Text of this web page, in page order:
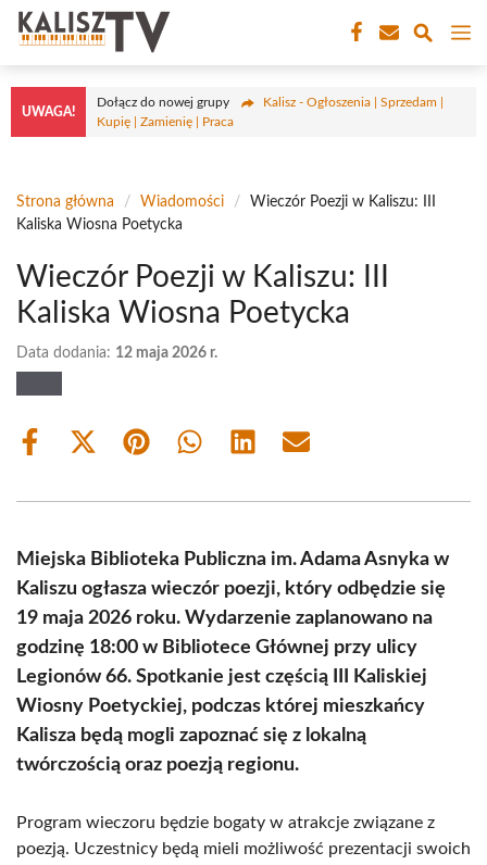
Przejdź
treści
UWAGA!
Dołącz do nowej grupy
Kalisz - Ogłoszenia | Sprzedam |
Kupię | Zamienię | Praca
Strona główna / Wiadomości /
Wieczór Poezji w Kaliszu: III
Kaliska Wiosna Poetycka
Wieczór Poezji w Kaliszu: III
Kaliska Wiosna Poetycka
Data dodania: 12 maja 2026 r.
Share
Share
(Twitter)
Share Share Share Share
Miejska Biblioteka Publiczna im. Adama Asnyka w
Kaliszu ogłasza wieczór poezji, który odbędzie się
19 maja 2026 roku. Wydarzenie zaplanowano na
godzinę 18:00 w Bibliotece Głównej przy ulicy
Legionów 66. Spotkanie jest częścią III Kaliskiej
Wiosny Poetyckiej, podczas której mieszkańcy
Kalisza będą mogli zapoznać się z lokalną
twórczością oraz poezją regionu.
Program wieczoru będzie bogaty w atrakcje związane z
poezją. Uczestnicy będą mieli możliwość prezentacji swoich